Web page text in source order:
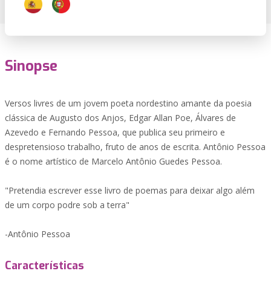
Sinopse
Versos livres de um jovem poeta nordestino amante da poesia
clássica de Augusto dos Anjos, Edgar Allan Poe, Álvares de
Azevedo e Fernando Pessoa, que publica seu primeiro e
despretensioso trabalho, fruto de anos de escrita. Antônio Pessoa
é o nome artístico de Marcelo Antônio Guedes Pessoa.
"Pretendia escrever esse livro de poemas para deixar algo além
de um corpo podre sob a terra"
-Antônio Pessoa
Características